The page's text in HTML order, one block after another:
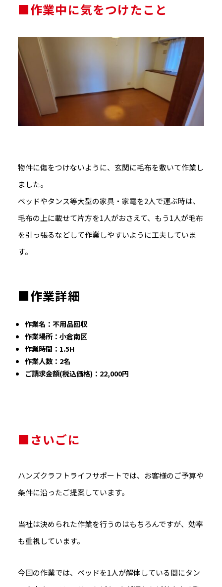
■作業中に気をつけたこと
物件に傷をつけないように、玄関に毛布を敷いて作業し
ました。
ベッドやタンス等大型の家具・家電を2人で運ぶ時は、
毛布の上に載せて片方を1人がおさえて、もう1人が毛布
を引っ張るなどして作業しやすいように工夫していま
す。
■作業詳細
作業名：不用品回収
作業場所：小倉南区
作業時間：1.5H
作業人数：2名
ご請求金額(税込価格)：22,000円
■さいごに
ハンズクラフトライフサポートでは、お客様のご予算や
条件に沿ったご提案しています。
当社は決められた作業を行うのはもちろんですが、効率
も重視しています。
今回の作業では、ベッドを1人が解体している間にタン